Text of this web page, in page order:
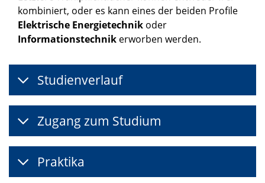
kombiniert, oder es kann eines der beiden Profile
Elektrische Energietechnik oder
Informationstechnik erworben werden.
Studienverlauf
Zugang zum Studium
Praktika